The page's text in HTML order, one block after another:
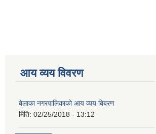
आय व्यय विवरण
बेलाका नगरपालिकाको आय व्यय बिबरण
मिति: 02/25/2018 - 13:12